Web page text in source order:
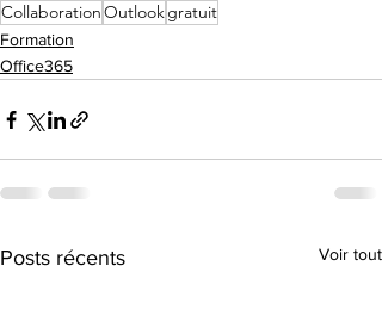
CollaborationOutlookgratuit
Formation
Office365
Posts récents Voir tout